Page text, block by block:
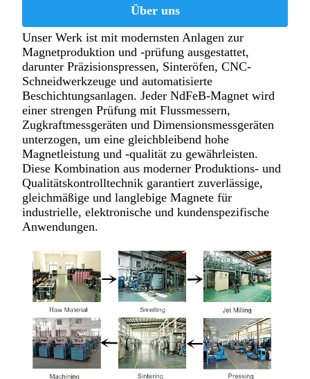
Über uns
Unser Werk ist mit modernsten Anlagen zur
Magnetproduktion und -prüfung ausgestattet,
darunter Präzisionspressen, Sinteröfen, CNC-
Schneidwerkzeuge und automatisierte
Beschichtungsanlagen. Jeder NdFeB-Magnet wird
einer strengen Prüfung mit Flussmessern,
Zugkraftmessgeräten und Dimensionsmessgeräten
unterzogen, um eine gleichbleibend hohe
Magnetleistung und -qualität zu gewährleisten.
Diese Kombination aus moderner Produktions- und
Qualitätskontrolltechnik garantiert zuverlässige,
gleichmäßige und langlebige Magnete für
industrielle, elektronische und kundenspezifische
Anwendungen.